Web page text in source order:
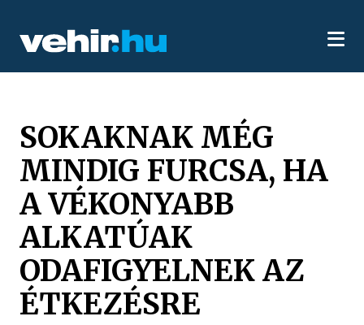
SOKAKNAK MÉG
MINDIG FURCSA, HA
A VÉKONYABB
ALKATÚAK
ODAFIGYELNEK AZ
ÉTKEZÉSRE